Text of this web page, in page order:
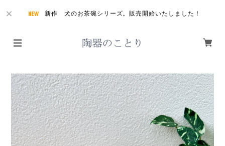
新作 犬のお茶碗シリーズ。販売開始いたしました！